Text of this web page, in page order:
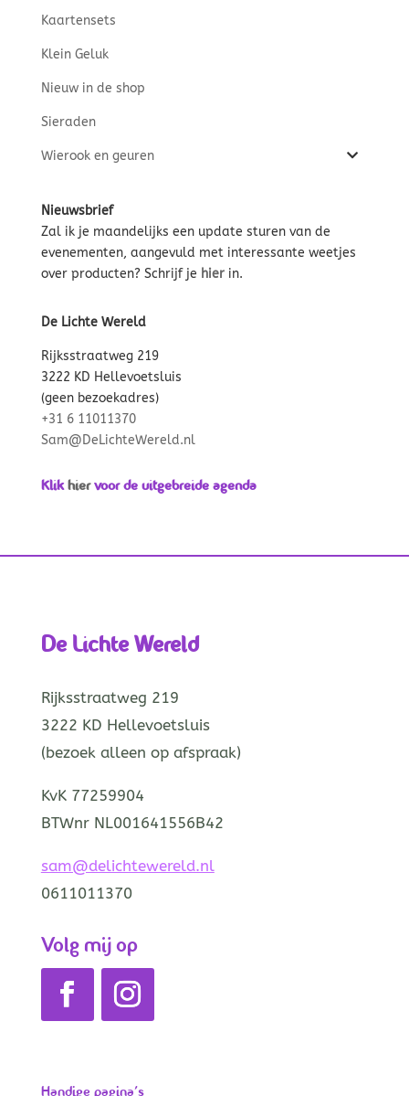
Kaartensets
Klein Geluk
Nieuw in de shop
Sieraden
Wierook en geuren
Nieuwsbrief
Zal ik je maandelijks een update sturen van de
evenementen, aangevuld met interessante weetjes
over producten? Schrijf je hierin.
De Lichte Wereld
Rijksstraatweg 219
3222 KD Hellevoetsluis
(geen bezoekadres)
+31 6 11011370
Sam@DeLichteWereld.nl
Klikhiervoor de uitgebreide agenda
De Lichte Wereld
Rijksstraatweg 219
3222 KD Hellevoetsluis
(bezoek alleen op afspraak)
KvK 77259904
BTWnr NL001641556B42
sam@delichtewereld.nl
0611011370
Volg mij op
Handige pagina’s